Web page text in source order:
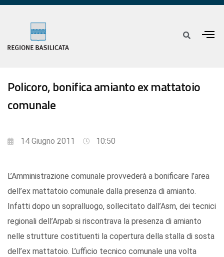
Policoro, bonifica amianto ex mattatoio
comunale
14 Giugno 2011 10:50
L’Amministrazione comunale provvederà a bonificare l’area
dell’ex mattatoio comunale dalla presenza di amianto.
Infatti dopo un sopralluogo, sollecitato dall’Asm, dei tecnici
regionali dell’Arpab si riscontrava la presenza di amianto
nelle strutture costituenti la copertura della stalla di sosta
dell’ex mattatoio. L’ufficio tecnico comunale una volta